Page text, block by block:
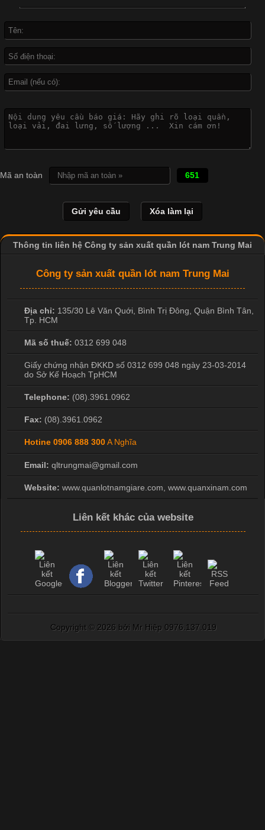
được ứng dụng rộng rãi trong ngành sản xuất may mặc, đặc
Đại
Cập nhật 2026-04-21 15:41:03
In Chuyển Nhiệt Là Gì? Công Nghệ In Hiện Đại Trong Ngành
May Mặc Trong ngành in ấn và thời trang, in chuyển nhiệt đang
hình ảnh sắc nét và bền màu. Đặc biệt, kỹ thuật này được ứng
dụng rộng rãi trong sản xuất áo thun, đồ thể thao
Dễ chịu hơn với quần lót nam giá rẻ vải Cotton 4 chiều
Mã an toàn 651
Thông tin liên hệ Công ty sản xuất quần lót nam Trung Mai
Công ty sản xuất quần lót nam Trung Mai
Địa chỉ: 135/30 Lê Văn Quới, Bình Trị Đông Quận Bình Tân
Tp. HCM
Mã số thuế: 0312 699 048
Giấy chứng nhận ĐKKD số 0312 699 048 ngày 23-03-2014
do Sở Kế Hoạch TpHCM
Telephone: (08).3961.0962
Fax: (08).3961.0962
Hotine 0906 888 300A Nghĩa
Email: qltrungmai@gmail.com
Website: www.quanlotnamgiare.com, www.quanxinam.com
Liên kết khác của website
Copyright © 2026 bởi Mr Hiệp 0976.137.019